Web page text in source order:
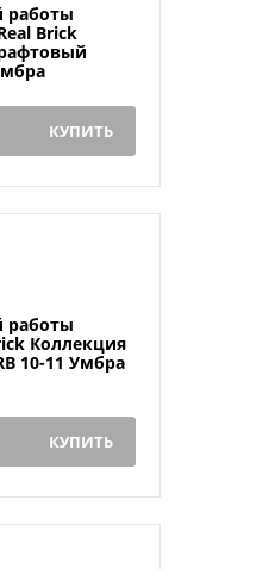
работы
Brick
КУПИТЬ
работы
Коллекция
10-11 Умбра
КУПИТЬ